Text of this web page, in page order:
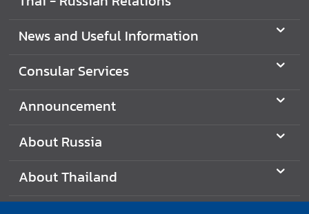
i
a
R
l
t
o
News and Useful Information
Consular Services
Announcement
About Russia
About Thailand